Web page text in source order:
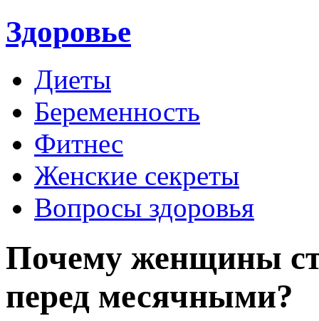
Здоровье
Диеты
Беременность
Фитнес
Женские секреты
Вопросы здоровья
Почему женщины
перед месячными?